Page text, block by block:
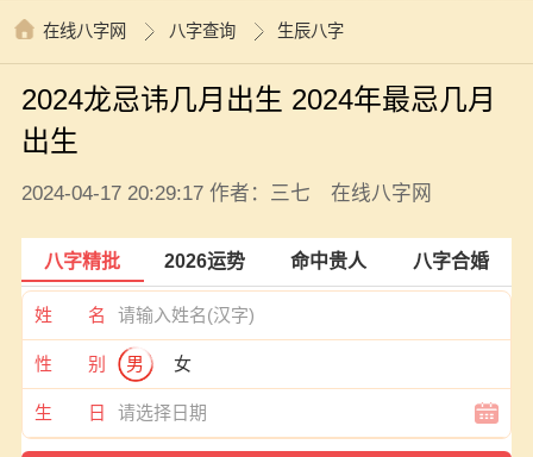
在线八字网 八字查询 生辰八字
2024龙忌讳几月出生 2024年最忌几月
出生
2024-04-17 20:29:17 作者：三七 在线八字网
八字精批 2026运势 命中贵人 八字合婚
姓 名
性 别 男 女
生 日